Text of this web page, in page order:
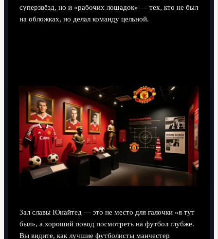
суперзвёзд, но и «рабочих лошадок» — тех, кто не был
на обложках, но делал команду цельной.
Зал славы Юнайтед — это не место для галочки «я тут
был», а хороший повод посмотреть на футбол глубже.
Вы видите, как лучшие футболисты манчестер